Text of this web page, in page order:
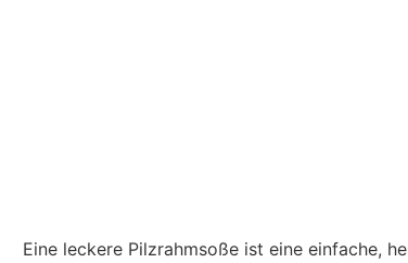
Eine leckere Pilzrahmsoße ist eine einfache,